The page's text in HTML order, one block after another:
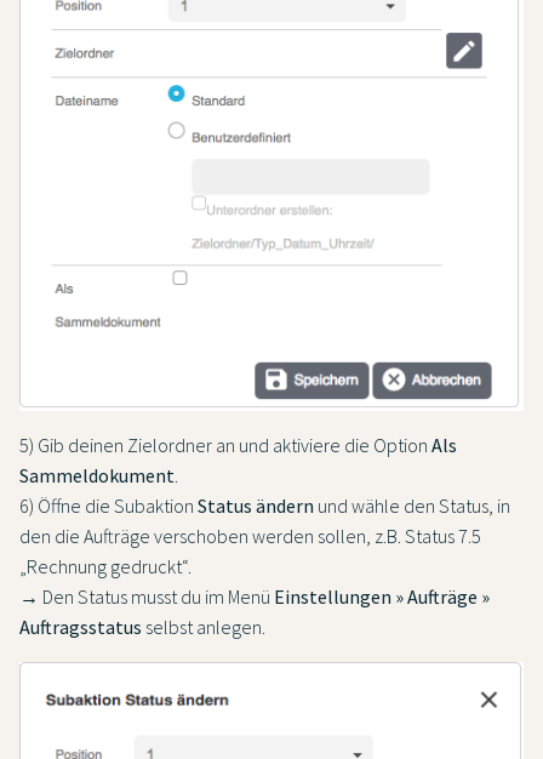
5) Gib deinen Zielordner an und aktiviere die Option Als
Sammeldokument.
6) Öffne die Subaktion Status ändern und wähle den Status, in
den die Aufträge verschoben werden sollen, z.B. Status 7.5
„Rechnung gedruckt“.
→ Den Status musst du im Menü Einstellungen » Aufträge »
Auftragsstatus selbst anlegen.